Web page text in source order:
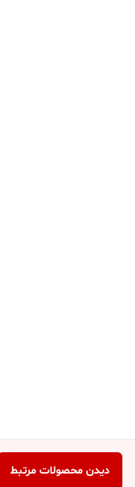
دیدن محصولات مرتبط